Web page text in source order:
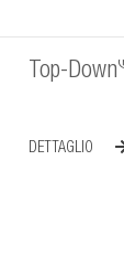
Top-Down
DETTAGLIO